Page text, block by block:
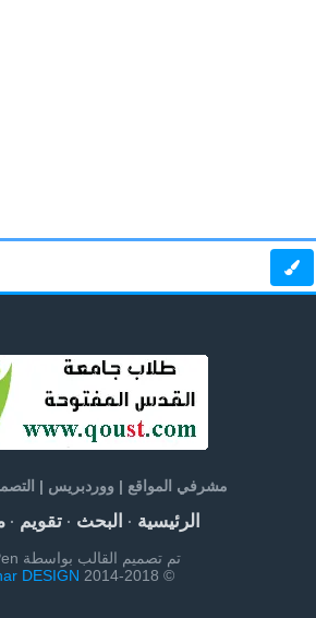
مشرفي المواقع | ووردبريس |
الرئيسية· البحث· تقويم·
تم تصميم القالب بواسطة NetPen:
© 2014-2018
Mishar DESIGN